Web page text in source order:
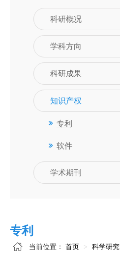
科研概况
学科方向
科研成果
知识产权
专利
软件
学术期刊
专利
当前位置： 首页 科学研究